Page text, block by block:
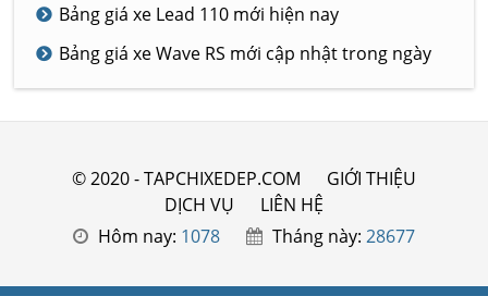
Bảng giá xe Lead 110 mới hiện nay
Bảng giá xe Wave RS mới cập nhật trong ngày
© 2020 - TAPCHIXEDEP.COM
GIỚI THIỆU
DỊCH VỤ
LIÊN HỆ
Hôm nay: 1078 Tháng này: 28677